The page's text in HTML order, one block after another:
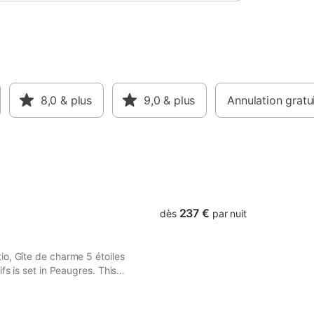
8,0 & plus 9,0 & plus Annulation
Gîte de charme 5 étoiles
is set in Peaugres. This
hot tub.
dès 237 € par nuit